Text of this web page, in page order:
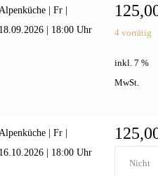
Alpenküche | Fr |
18.09.2026 | 18:00 Uhr
4 vorrätig
inkl. 7 %
MwSt.
Alpenküche | Fr |
16.10.2026 | 18:00 Uhr
Nicht